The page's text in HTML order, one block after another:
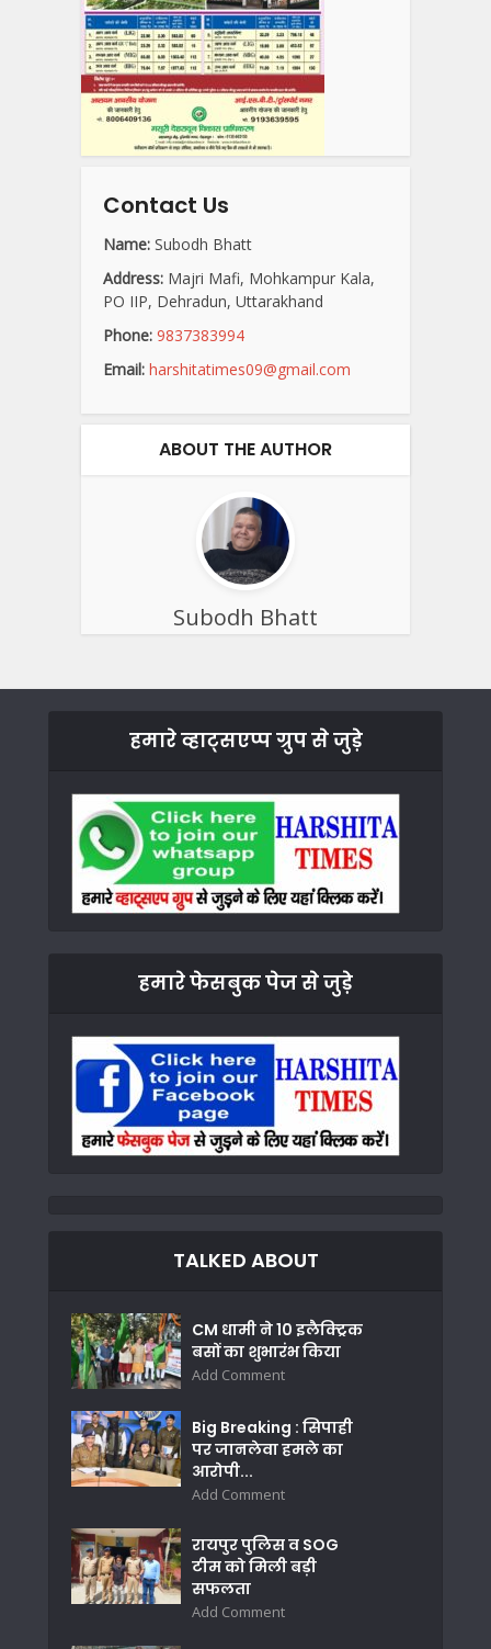
Contact Us
Name: Subodh Bhatt
Address: Majri Mafi, Mohkampur Kala,
PO IIP, Dehradun, Uttarakhand
Phone: 9837383994
Email: harshitatimes09@gmail.com
ABOUT THE AUTHOR
Subodh Bhatt
हमारे व्हाट्सएप्प ग्रुप से जुड़े
हमारे फेसबुक पेज से जुड़े
TALKED ABOUT
CM धामी ने 10 इलैक्ट्रिक
बसों का शुभारंभ किया
Add Comment
Big Breaking : सिपाही
पर जानलेवा हमले का
आरोपी...
Add Comment
रायपुर पुलिस व SOG
टीम को मिली बड़ी
सफलता
Add Comment